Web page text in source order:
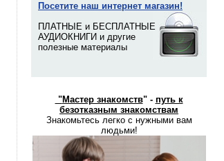
Посетите наш интернет магазин!
ПЛАТНЫЕ и БЕСПЛАТНЫЕ
АУДИОКНИГИ и другие
полезные материалы
"Мастер знакомств" - путь к
безотказным знакомствам
Знакомьтесь легко с нужными вам
людьми!